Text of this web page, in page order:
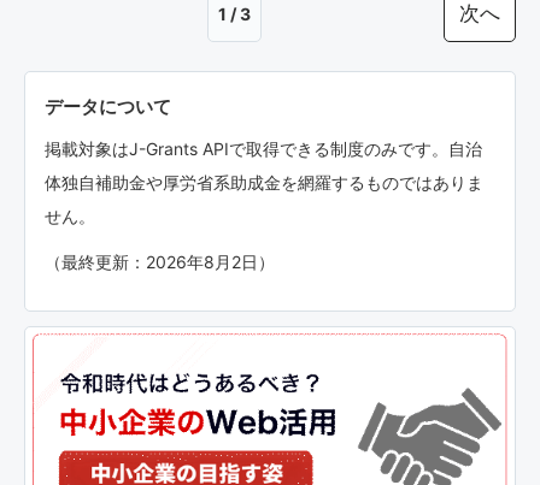
1 / 3 次へ
データについて
掲載対象はJ-Grants APIで取得できる制度のみです。自治
体独自補助金や厚労省系助成金を網羅するものではありま
せん。
（最終更新：2026年8月2日）